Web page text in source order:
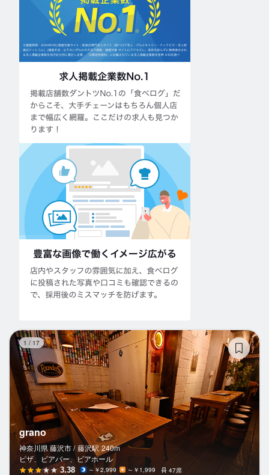
1 / 17
grano
神奈川県 藤沢市 / 藤沢駅 240m
ピザ、ビアバー、ビアホール
3.38 ～￥2,999 ～￥1,999 47席